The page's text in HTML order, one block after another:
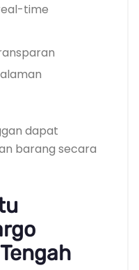
time
dapat
barang secara